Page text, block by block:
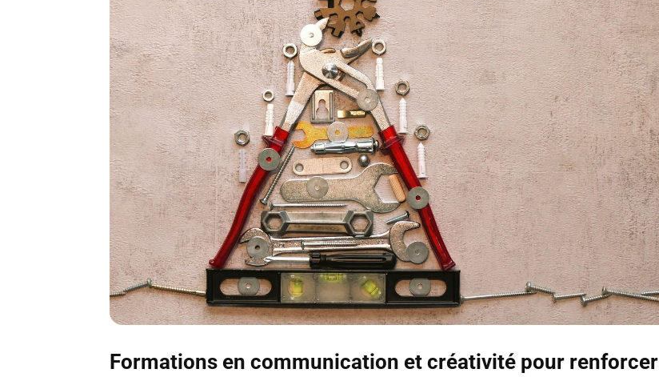
Formations en communication et créativité pour renforcer